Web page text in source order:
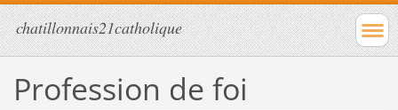
chatillonnais21catholique
Profession de foi